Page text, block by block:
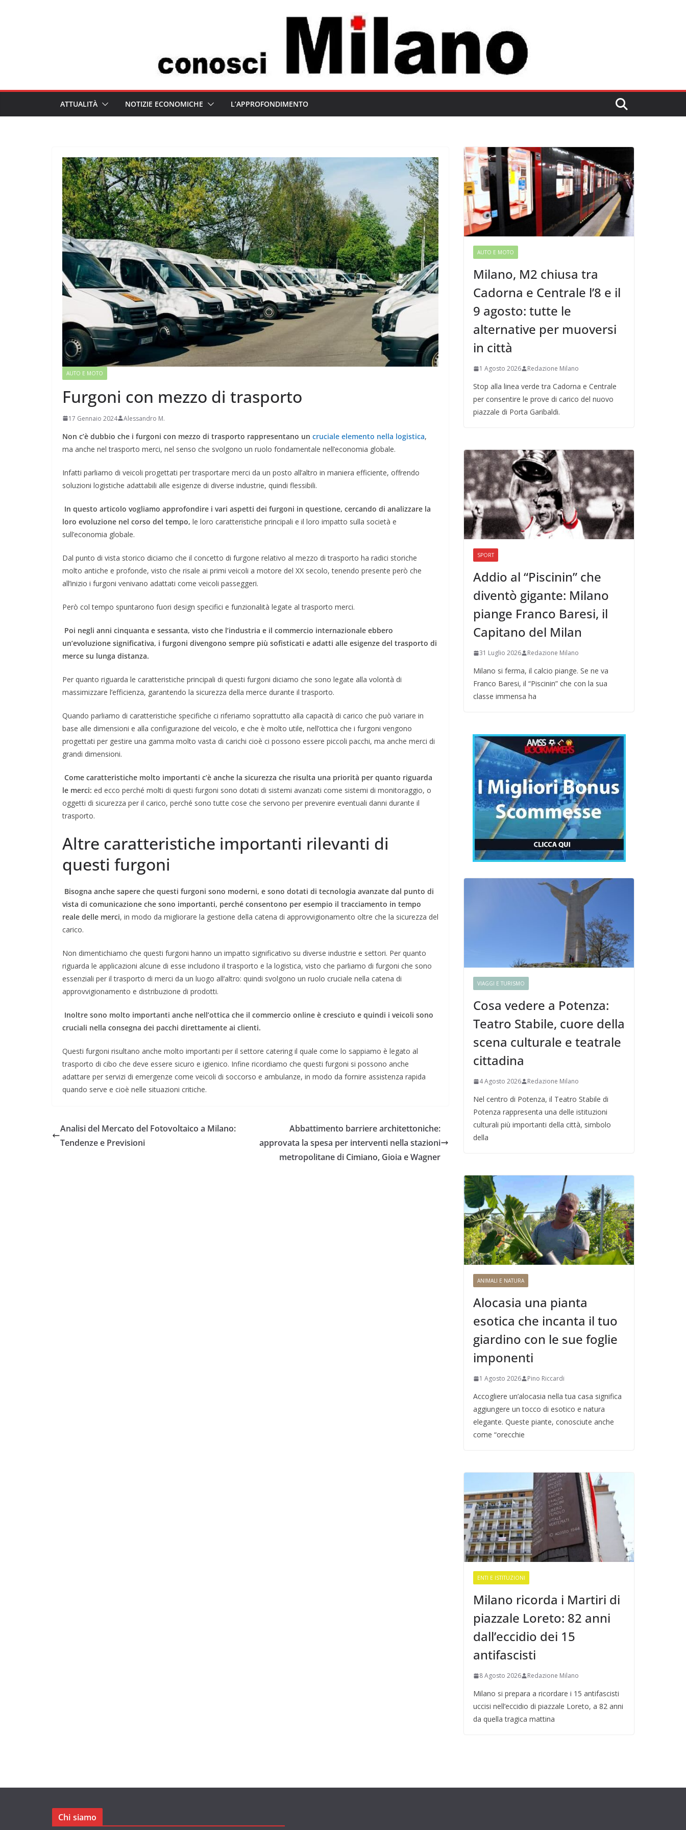
ATTUALITÀ NOTIZIE ECONOMICHE L’APPROFONDIMENTO
AUTO E MOTO
Furgoni con mezzo di trasporto
17 Gennaio 2024 Alessandro M.
Non c’è dubbio che i furgoni con mezzo di trasporto rappresentano un cruciale elemento nella logistica,
ma anche nel trasporto merci, nel senso che svolgono un ruolo fondamentale nell’economia globale.
Infatti parliamo di veicoli progettati per trasportare merci da un posto all’altro in maniera efficiente, offrendo
soluzioni logistiche adattabili alle esigenze di diverse industrie, quindi flessibili.
In questo articolo vogliamo approfondire i vari aspetti dei furgoni in questione, cercando di analizzare la
loro evoluzione nel corso del tempo, le loro caratteristiche principali e il loro impatto sulla società e
sull’economia globale.
Dal punto di vista storico diciamo che il concetto di furgone relativo al mezzo di trasporto ha radici storiche
molto antiche e profonde, visto che risale ai primi veicoli a motore del XX secolo, tenendo presente però che
all’inizio i furgoni venivano adattati come veicoli passeggeri.
Però col tempo spuntarono fuori design specifici e funzionalità legate al trasporto merci.
Poi negli anni cinquanta e sessanta, visto che l’industria e il commercio internazionale ebbero
un’evoluzione significativa, i furgoni divengono sempre più sofisticati e adatti alle esigenze del trasporto di
merce su lunga distanza.
Per quanto riguarda le caratteristiche principali di questi furgoni diciamo che sono legate alla volontà di
massimizzare l’efficienza, garantendo la sicurezza della merce durante il trasporto.
Quando parliamo di caratteristiche specifiche ci riferiamo soprattutto alla capacità di carico che può variare in
base alle dimensioni e alla configurazione del veicolo, e che è molto utile, nell’ottica che i furgoni vengono
progettati per gestire una gamma molto vasta di carichi cioè ci possono essere piccoli pacchi, ma anche merci di
grandi dimensioni.
Come caratteristiche molto importanti c’è anche la sicurezza che risulta una priorità per quanto riguarda
le merci: ed ecco perché molti di questi furgoni sono dotati di sistemi avanzati come sistemi di monitoraggio, o
oggetti di sicurezza per il carico, perché sono tutte cose che servono per prevenire eventuali danni durante il
trasporto.
Altre caratteristiche importanti rilevanti di
questi furgoni
Bisogna anche sapere che questi furgoni sono moderni, e sono dotati di tecnologia avanzate dal punto di
vista di comunicazione che sono importanti, perché consentono per esempio il tracciamento in tempo
reale delle merci, in modo da migliorare la gestione della catena di approvvigionamento oltre che la sicurezza del
carico.
Non dimentichiamo che questi furgoni hanno un impatto significativo su diverse industrie e settori. Per quanto
riguarda le applicazioni alcune di esse includono il trasporto e la logistica, visto che parliamo di furgoni che sono
essenziali per il trasporto di merci da un luogo all’altro: quindi svolgono un ruolo cruciale nella catena di
approvvigionamento e distribuzione di prodotti.
Inoltre sono molto importanti anche nell’ottica che il commercio online è cresciuto e quindi i veicoli sono
cruciali nella consegna dei pacchi direttamente ai clienti.
Questi furgoni risultano anche molto importanti per il settore catering il quale come lo sappiamo è legato al
trasporto di cibo che deve essere sicuro e igienico. Infine ricordiamo che questi furgoni si possono anche
adattare per servizi di emergenze come veicoli di soccorso e ambulanze, in modo da fornire assistenza rapida
quando serve e cioè nelle situazioni critiche.
Analisi del Mercato del Fotovoltaico a Milano:
Tendenze e Previsioni
Abbattimento barriere architettoniche:
approvata la spesa per interventi nella stazioni
metropolitane di Cimiano, Gioia e Wagner
AUTO E MOTO
Milano, M2 chiusa tra
Cadorna e Centrale l’8 e il
9 agosto: tutte le
alternative per muoversi
in città
1 Agosto 2026 Redazione Milano
Stop alla linea verde tra Cadorna e Centrale
per consentire le prove di carico del nuovo
piazzale di Porta Garibaldi.
SPORT
Addio al “Piscinin” che
diventò gigante: Milano
piange Franco Baresi, il
Capitano del Milan
31 Luglio 2026 Redazione Milano
Milano si ferma, il calcio piange. Se ne va
Franco Baresi, il “Piscinin” che con la sua
classe immensa ha
VIAGGI E TURISMO
Cosa vedere a Potenza:
Teatro Stabile, cuore della
scena culturale e teatrale
cittadina
4 Agosto 2026 Redazione Milano
Nel centro di Potenza, il Teatro Stabile di
Potenza rappresenta una delle istituzioni
culturali più importanti della città, simbolo
della
ANIMALI E NATURA
Alocasia una pianta
esotica che incanta il tuo
giardino con le sue foglie
imponenti
1 Agosto 2026 Pino Riccardi
Accogliere un’alocasia nella tua casa significa
aggiungere un tocco di esotico e natura
elegante. Queste piante, conosciute anche
come “orecchie
ENTI E ISTITUZIONI
Milano ricorda i Martiri di
piazzale Loreto: 82 anni
dall’eccidio dei 15
antifascisti
8 Agosto 2026 Redazione Milano
Milano si prepara a ricordare i 15 antifascisti
uccisi nell’eccidio di piazzale Loreto, a 82 anni
da quella tragica mattina
Chi siamo